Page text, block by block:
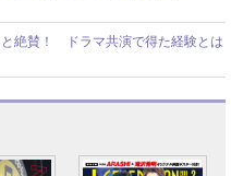
と絶賛！ ドラマ共演で得た経験とは